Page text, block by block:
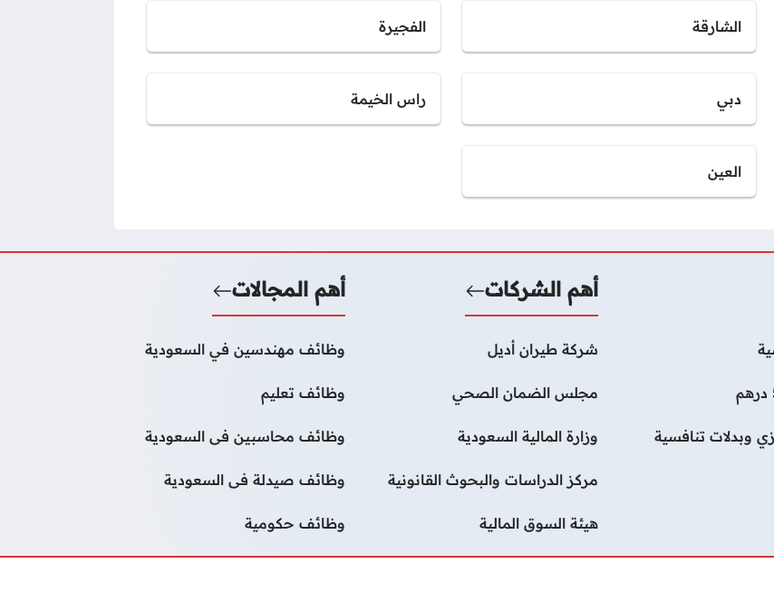
الشارقة الفجيرة
دبي راس الخيمة
العين
وبدلات تنافسية
أهم الشركات
شركة طيران أديل
مجلس الضمان الصحي
وزارة المالية السعودية
مركز الدراسات والبحوث القانونية
هيئة السوق المالية
أهم المجالات
وظائف مهندسين في السعودية
وظائف تعليم
وظائف محاسبين فى السعودية
وظائف صيدلة فى السعودية
وظائف حكومية